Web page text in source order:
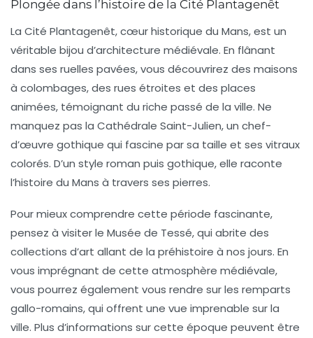
Plongée dans l’histoire de la Cité Plantagenêt
La Cité Plantagenêt, cœur historique du Mans, est un
véritable bijou d’architecture médiévale. En flânant
dans ses ruelles pavées, vous découvrirez des maisons
à colombages, des rues étroites et des places
animées, témoignant du riche passé de la ville. Ne
manquez pas la Cathédrale Saint-Julien, un chef-
d’œuvre gothique qui fascine par sa taille et ses vitraux
colorés. D’un style roman puis gothique, elle raconte
l’histoire du Mans à travers ses pierres.
Pour mieux comprendre cette période fascinante,
pensez à visiter le Musée de Tessé, qui abrite des
collections d’art allant de la préhistoire à nos jours. En
vous imprégnant de cette atmosphère médiévale,
vous pourrez également vous rendre sur les remparts
gallo-romains, qui offrent une vue imprenable sur la
ville. Plus d’informations sur cette époque peuvent être